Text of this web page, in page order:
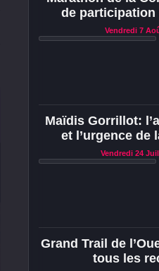
de participation
Vendredi 7
Maïdis Gorrillot:
et l’urgence de
Vendredi 24
Grand Trail de
tous les